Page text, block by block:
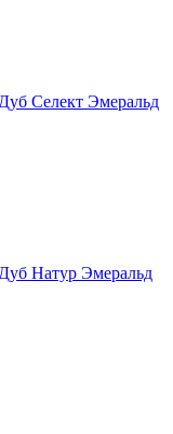
Селект Эмеральд
Натур Эмеральд